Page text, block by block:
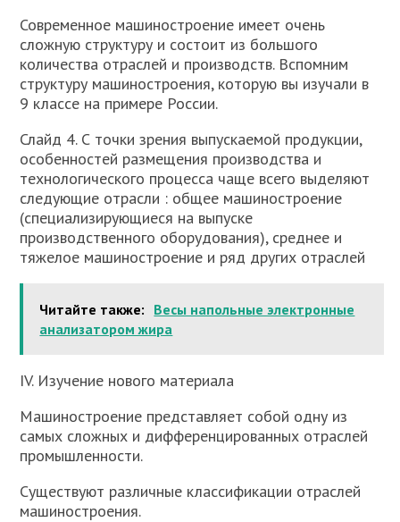
Современное машиностроение имеет очень
сложную структуру и состоит из большого
количества отраслей и производств. Вспомним
структуру машиностроения, которую вы изучали в
9 классе на примере России.
Слайд 4. С точки зрения выпускаемой продукции,
особенностей размещения производства и
технологического процесса чаще всего выделяют
следующие отрасли : общее машиностроение
(специализирующиеся на выпуске
производственного оборудования), среднее и
тяжелое машиностроение и ряд других отраслей
Читайте также: Весы напольные электронные
анализатором жира
IV. Изучение нового материала
Машиностроение представляет собой одну из
самых сложных и дифференцированных отраслей
промышленности.
Существуют различные классификации отраслей
машиностроения.